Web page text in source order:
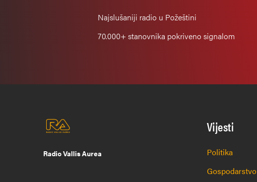
Najslušaniji radio u Požeštini
70.000+ stanovnika pokriveno signalom
Radio Vallis Aurea
Vijesti
Politika
Gospodarstvo